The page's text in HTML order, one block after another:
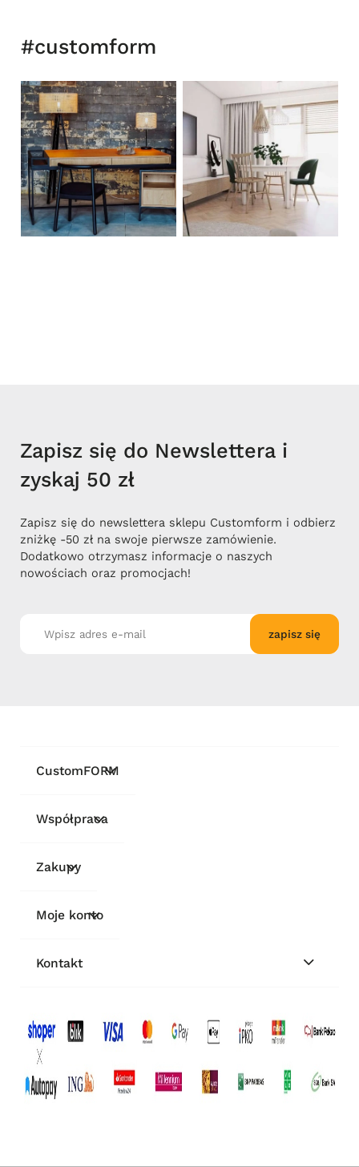
#customform
Zapisz się do Newslettera i
zyskaj 50 zł
Zapisz się do newslettera sklepu Customform i odbierz
zniżkę -50 zł na swoje pierwsze zamówienie.
Dodatkowo otrzymasz informacje o naszych
nowościach oraz promocjach!
zapisz się
CustomFORM
Współpraca
Zakupy
Moje konto
Kontakt